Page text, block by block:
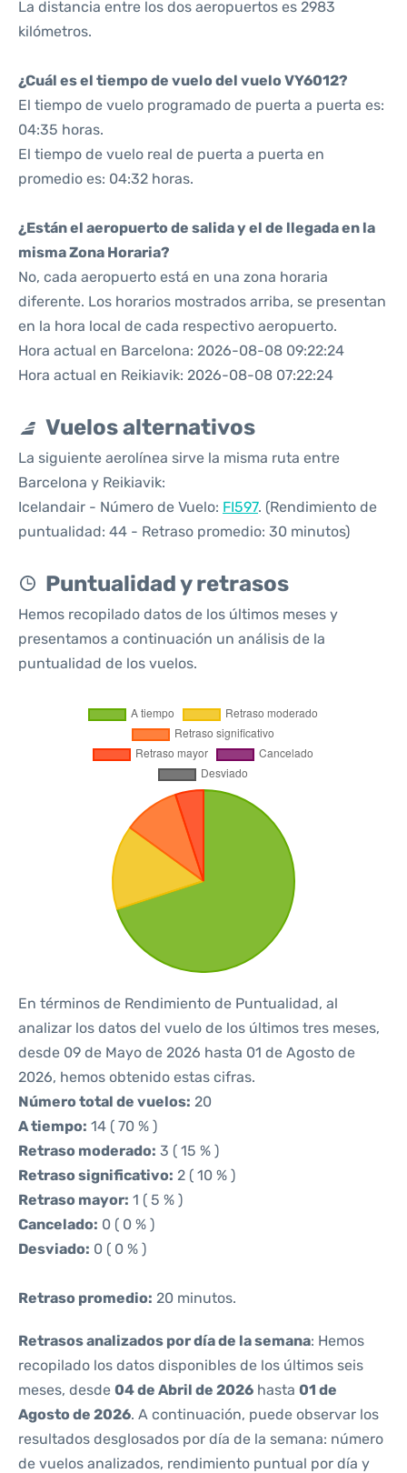
La distancia entre los dos aeropuertos es 2983
kilómetros.
¿Cuál es el tiempo de vuelo del vuelo VY6012?
El tiempo de vuelo programado de puerta a puerta es:
04:35 horas.
El tiempo de vuelo real de puerta a puerta en
promedio es: 04:32 horas.
¿Están el aeropuerto de salida y el de llegada en la
misma Zona Horaria?
No, cada aeropuerto está en una zona horaria
diferente. Los horarios mostrados arriba, se presentan
en la hora local de cada respectivo aeropuerto.
Hora actual en Barcelona: 2026-08-08 09:22:24
Hora actual en Reikiavik: 2026-08-08 07:22:24
Vuelos alternativos
La siguiente aerolínea sirve la misma ruta entre
Barcelona y Reikiavik:
Icelandair - Número de Vuelo: FI597. (Rendimiento de
puntualidad: 44 - Retraso promedio: 30 minutos)
Puntualidad y retrasos
Hemos recopilado datos de los últimos meses y
presentamos a continuación un análisis de la
puntualidad de los vuelos.
En términos de Rendimiento de Puntualidad, al
analizar los datos del vuelo de los últimos tres meses,
desde 09 de Mayo de 2026 hasta 01 de Agosto de
2026, hemos obtenido estas cifras.
Número total de vuelos: 20
A tiempo: 14 ( 70 % )
Retraso moderado: 3 ( 15 % )
Retraso significativo: 2 ( 10 % )
Retraso mayor: 1 ( 5 % )
Cancelado: 0 ( 0 % )
Desviado: 0 ( 0 % )
Retraso promedio: 20 minutos.
Retrasos analizados por día de la semana: Hemos
recopilado los datos disponibles de los últimos seis
meses, desde 04 de Abril de 2026 hasta 01 de
Agosto de 2026. A continuación, puede observar los
resultados desglosados por día de la semana: número
de vuelos analizados, rendimiento puntual por día y